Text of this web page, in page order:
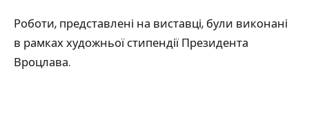
Роботи, представлені на виставці, були виконані
в рамках художньої стипендії Президента
Вроцлава.